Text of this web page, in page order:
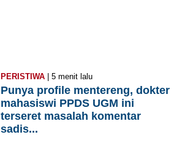
PERISTIWA | 5 menit lalu
Punya profile mentereng, dokter
mahasiswi PPDS UGM ini
terseret masalah komentar
sadis...